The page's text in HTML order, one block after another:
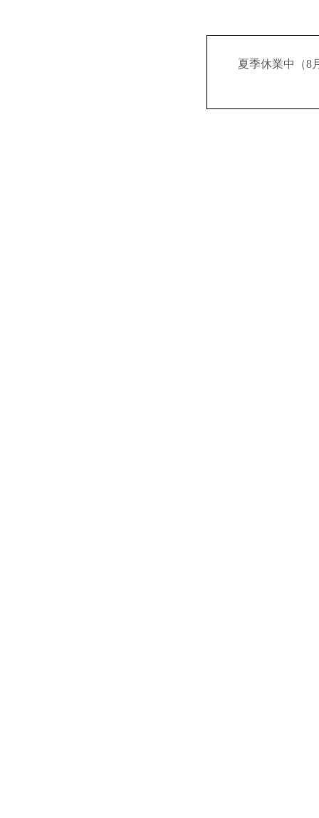
夏季休業中（8